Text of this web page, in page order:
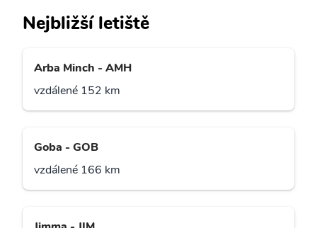
Nejbližší letiště
Arba Minch - AMH
vzdálené 152 km
Goba - GOB
vzdálené 166 km